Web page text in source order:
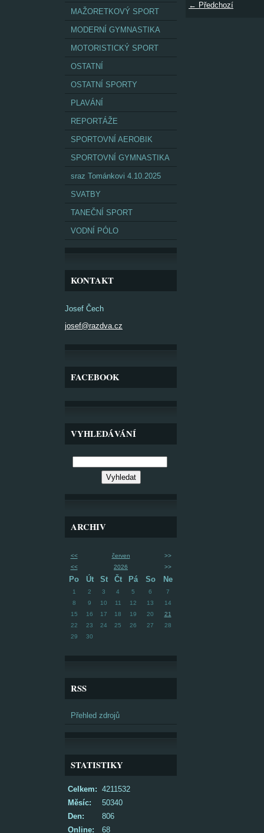
MAŽORETKOVÝ SPORT
MODERNÍ GYMNASTIKA
MOTORISTICKÝ SPORT
OSTATNÍ
OSTATNÍ SPORTY
PLAVÁNÍ
REPORTÁŽE
SPORTOVNÍ AEROBIK
SPORTOVNÍ GYMNASTIKA
sraz Tománkovi 4.10.2025
SVATBY
TANEČNÍ SPORT
VODNÍ PÓLO
KONTAKT
Josef Čech
josef@razdva.cz
FACEBOOK
VYHLEDÁVÁNÍ
ARCHIV
<< červen
>>
<<
2026 >>
Po Út St Čt Pá So Ne
1 2 3 4 5 6
7
8
9 10 11 12 13
14
15
16 17 18 19 20
21
22
23 24 25 26 27
28
29
30
RSS
Přehled zdrojů
STATISTIKY
Online: 68
Celkem: 4211532
Měsíc:
50340
Den:
806
← Předchozí